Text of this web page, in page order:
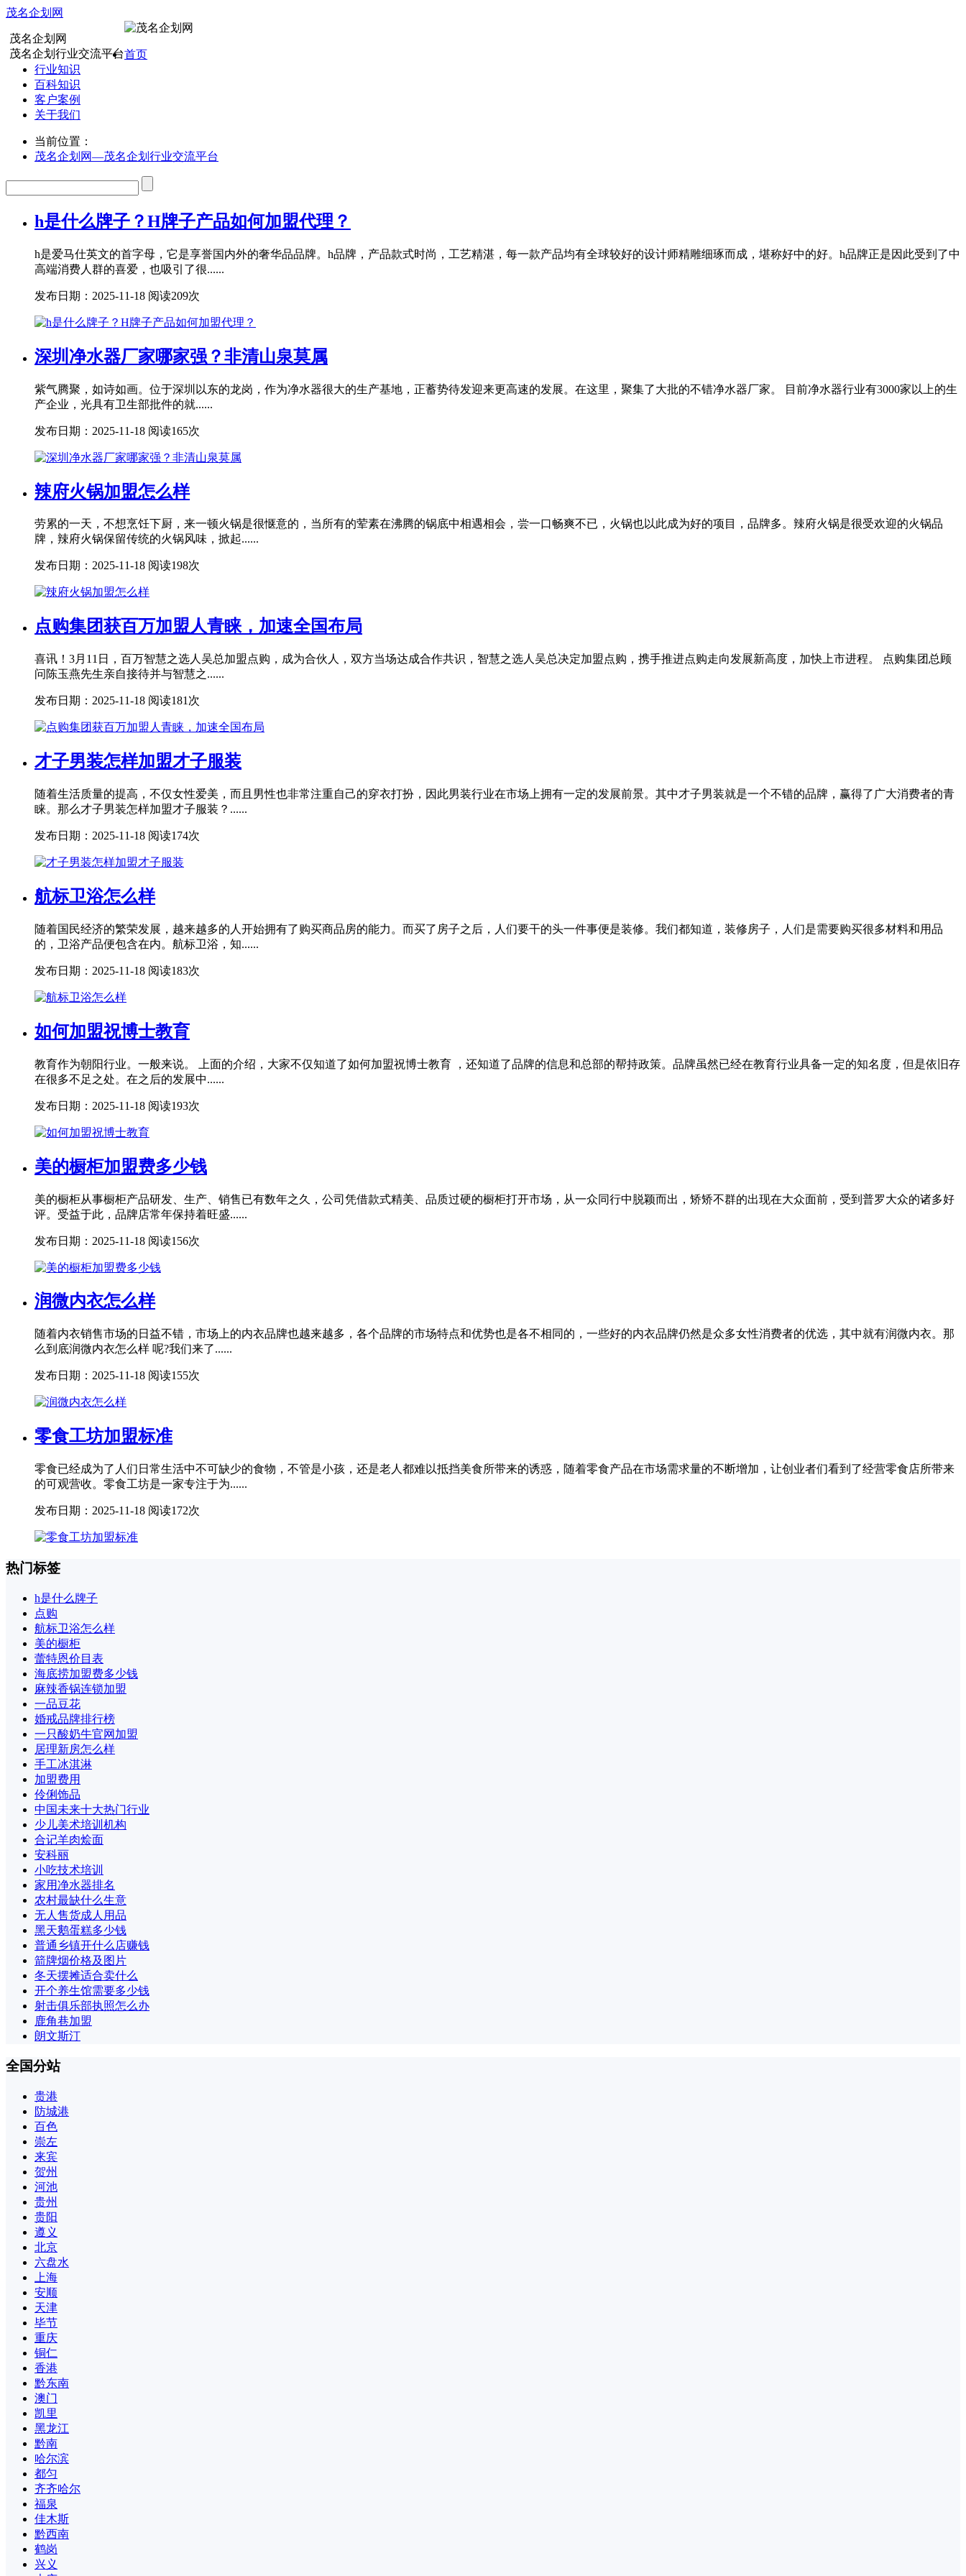
茂名企划网
茂名企划网
茂名企划行业交流平台首页
行业知识
百科知识
客户案例
关于我们
当前位置：
茂名企划网—茂名企划行业交流平台
h是什么牌子？H牌子产品如何加盟代理？
h是爱马仕英文的首字母，它是享誉国内外的奢华品品牌。h品牌，产品款式时尚，工艺精湛，每一款产品均有全球较好的设计师精雕细琢而成，堪称好中的好。h品牌正是因此受到了中
高端消费人群的喜爱，也吸引了很......
发布日期：2025-11-18 阅读209次
深圳净水器厂家哪家强？非清山泉莫属
紫气腾聚，如诗如画。位于深圳以东的龙岗，作为净水器很大的生产基地，正蓄势待发迎来更高速的发展。在这里，聚集了大批的不错净水器厂家。 目前净水器行业有3000家以上的生
产企业，光具有卫生部批件的就......
发布日期：2025-11-18 阅读165次
辣府火锅加盟怎么样
劳累的一天，不想烹饪下厨，来一顿火锅是很惬意的，当所有的荤素在沸腾的锅底中相遇相会，尝一口畅爽不已，火锅也以此成为好的项目，品牌多。辣府火锅是很受欢迎的火锅品
牌，辣府火锅保留传统的火锅风味，掀起......
发布日期：2025-11-18 阅读198次
点购集团获百万加盟人青睐，加速全国布局
喜讯！3月11日，百万智慧之选人吴总加盟点购，成为合伙人，双方当场达成合作共识，智慧之选人吴总决定加盟点购，携手推进点购走向发展新高度，加快上市进程。 点购集团总顾
问陈玉燕先生亲自接待并与智慧之......
发布日期：2025-11-18 阅读181次
才子男装怎样加盟才子服装
随着生活质量的提高，不仅女性爱美，而且男性也非常注重自己的穿衣打扮，因此男装行业在市场上拥有一定的发展前景。其中才子男装就是一个不错的品牌，赢得了广大消费者的青
睐。那么才子男装怎样加盟才子服装？......
发布日期：2025-11-18 阅读174次
航标卫浴怎么样
随着国民经济的繁荣发展，越来越多的人开始拥有了购买商品房的能力。而买了房子之后，人们要干的头一件事便是装修。我们都知道，装修房子，人们是需要购买很多材料和用品
的，卫浴产品便包含在内。航标卫浴，知......
发布日期：2025-11-18 阅读183次
如何加盟祝博士教育
教育作为朝阳行业。一般来说。 上面的介绍，大家不仅知道了如何加盟祝博士教育 ，还知道了品牌的信息和总部的帮持政策。品牌虽然已经在教育行业具备一定的知名度，但是依旧存
在很多不足之处。在之后的发展中......
发布日期：2025-11-18 阅读193次
美的橱柜加盟费多少钱
美的橱柜从事橱柜产品研发、生产、销售已有数年之久，公司凭借款式精美、品质过硬的橱柜打开市场，从一众同行中脱颖而出，矫矫不群的出现在大众面前，受到普罗大众的诸多好
评。受益于此，品牌店常年保持着旺盛......
发布日期：2025-11-18 阅读156次
润微内衣怎么样
随着内衣销售市场的日益不错，市场上的内衣品牌也越来越多，各个品牌的市场特点和优势也是各不相同的，一些好的内衣品牌仍然是众多女性消费者的优选，其中就有润微内衣。那
么到底润微内衣怎么样 呢?我们来了......
发布日期：2025-11-18 阅读155次
零食工坊加盟标准
零食已经成为了人们日常生活中不可缺少的食物，不管是小孩，还是老人都难以抵挡美食所带来的诱惑，随着零食产品在市场需求量的不断增加，让创业者们看到了经营零食店所带来
的可观营收。零食工坊是一家专注于为......
发布日期：2025-11-18 阅读172次
热门标签
h是什么牌子
点购
航标卫浴怎么样
美的橱柜
蕾特恩价目表
海底捞加盟费多少钱
麻辣香锅连锁加盟
一品豆花
婚戒品牌排行榜
一只酸奶牛官网加盟
居理新房怎么样
手工冰淇淋
加盟费用
伶俐饰品
中国未来十大热门行业
少儿美术培训机构
合记羊肉烩面
安科丽
小吃技术培训
家用净水器排名
农村最缺什么生意
无人售货成人用品
黑天鹅蛋糕多少钱
普通乡镇开什么店赚钱
箭牌烟价格及图片
冬天摆摊适合卖什么
开个养生馆需要多少钱
射击俱乐部执照怎么办
鹿角巷加盟
朗文斯汀
全国分站
贵港
防城港
百色
崇左
来宾
贺州
河池
贵州
贵阳
遵义
北京
六盘水
上海
安顺
天津
毕节
重庆
铜仁
香港
黔东南
澳门
凯里
黑龙江
黔南
哈尔滨
都匀
齐齐哈尔
福泉
佳木斯
黔西南
鹤岗
兴义